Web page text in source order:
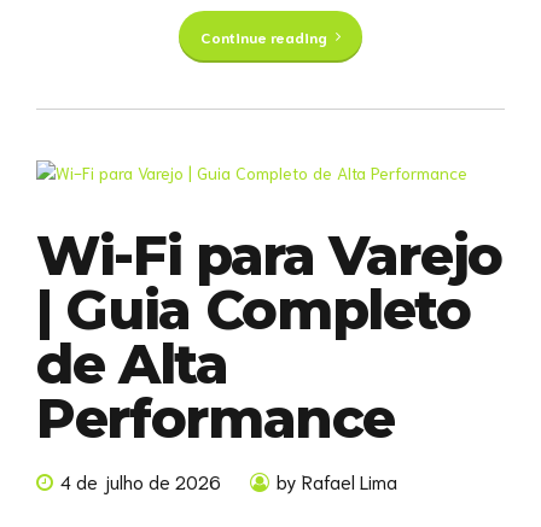
Continue reading
Wi-Fi para Varejo
| Guia Completo
de Alta
Performance
4 de julho de 2026 by Rafael Lima